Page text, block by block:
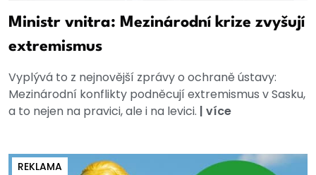
Ministr vnitra: Mezinárodní krize zvyšují
extremismus
Vyplývá to z nejnovější zprávy o ochraně ústavy:
Mezinárodní konflikty podněcují extremismus v Sasku,
a to nejen na pravici, ale i na levici. | více
REKLAMA